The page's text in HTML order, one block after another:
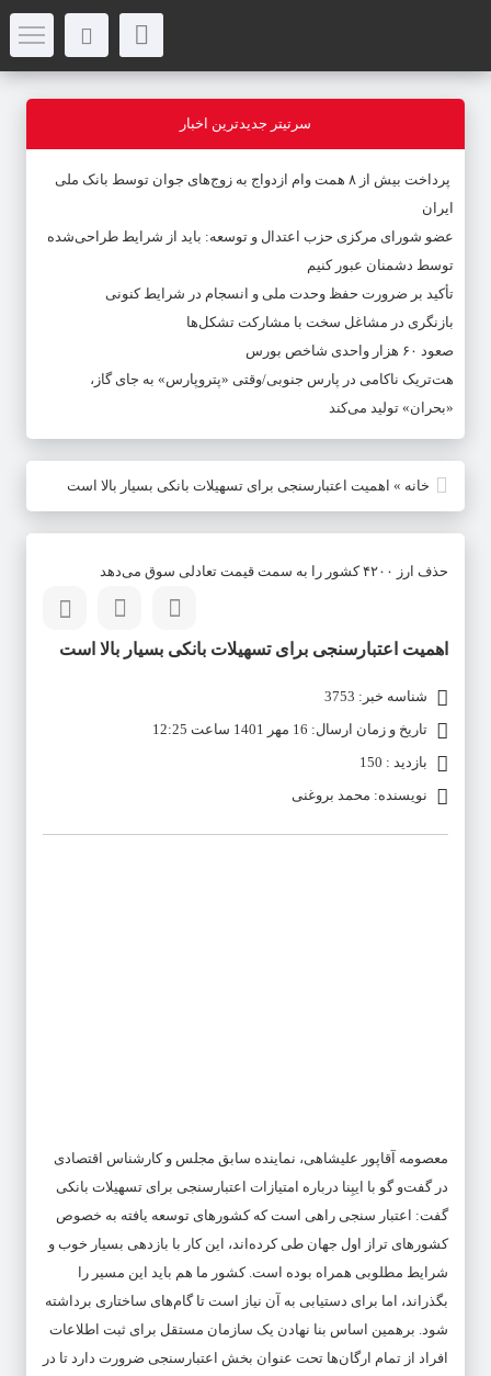
سرتیتر جدیدترین اخبار
پرداخت بیش از ۸ همت وام ازدواج به زوج‌های جوان توسط بانک ملی
ایران
عضو شورای مرکزی حزب اعتدال و توسعه: باید از شرایط طراحی‌شده
توسط دشمنان عبور کنیم
تأکید بر ضرورت حفظ وحدت ملی و انسجام در شرایط کنونی
بازنگری در مشاغل سخت با مشارکت تشکل‌ها
صعود ۶۰ هزار واحدی شاخص بورس
هت‌تریک ناکامی در پارس جنوبی/وقتی «پتروپارس» به جای گاز،
«بحران» تولید می‌کند
خانه » اهمیت اعتبارسنجی برای تسهیلات بانکی بسیار بالا است
حذف ارز ۴۲۰۰ کشور را به سمت قیمت تعادلی سوق می‌دهد
اهمیت اعتبارسنجی برای تسهیلات بانکی بسیار بالا است
شناسه خبر: 3753
تاریخ و زمان ارسال: 16 مهر 1401 ساعت 12:25
بازدید : 150
نویسنده: محمد بروغنی
معصومه آقاپور علیشاهی، نماینده سابق مجلس و کارشناس اقتصادی
در گفت‌و گو با ایبِنا درباره امتیازات اعتبارسنجی برای تسهیلات بانکی
گفت: اعتبار سنجی راهی است که کشور‌های توسعه یافته به خصوص
کشور‌های تراز اول جهان طی کرده‌اند، این کار با بازدهی بسیار خوب و
شرایط مطلوبی همراه بوده است. کشور ما هم باید این مسیر را
بگذراند، اما برای دستیابی به آن نیاز است تا گام‌های ساختاری برداشته
شود. برهمین اساس بنا نهادن یک سازمان مستقل برای ثبت اطلاعات
افراد از تمام ارگان‌ها تحت عنوان بخش اعتبارسنجی ضرورت دارد تا در